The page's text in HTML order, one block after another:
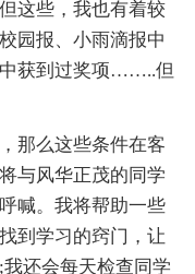
这些，我也有着较
园报、小雨滴报中
获到过奖项……..但
那么这些条件在客
与风华正茂的同学
喊。我将帮助一些
到学习的窍门，让
还会每天检查同学